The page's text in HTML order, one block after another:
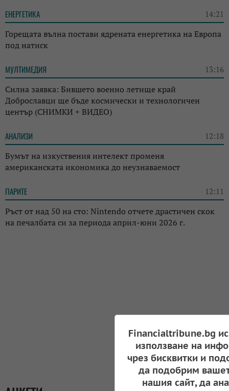
ЕНЕРГЕТИКА 14:21
Горещата вълна постави ядрената енергетика на Европа
под натиск
МУЛТИМЕДИЯ 13:16
Силна заявка: Бившето военно летище край
Доброславци ще бъде космически и технологичен
център (СНИМКИ + ВИДЕО)
АНАЛИЗИ 12:18
Бумът на изкуствения интелект променя
американската икономика до неузнаваемост
ПАРИТЕ 12:11
Ръст от над 50 на сто: Nintendo отчете драстичен скок
на печалбата си за периода април-юни 2026 г.
Financialtribune.bg
използване на
чрез бисквитки и
да подобрим
нашия сайт, да